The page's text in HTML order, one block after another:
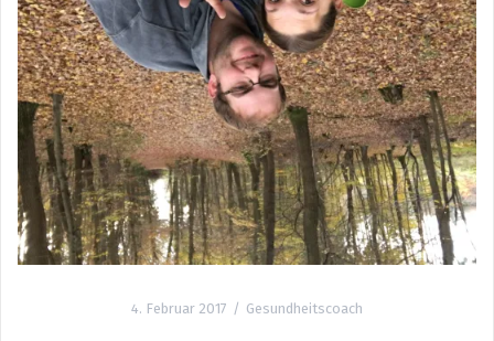
4. Februar 2017 Gesundheitscoach